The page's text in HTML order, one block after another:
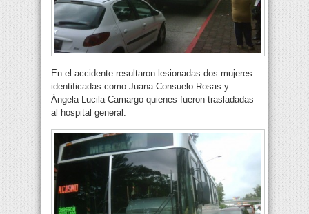
En el accidente resultaron lesionadas dos mujeres
identificadas como Juana Consuelo Rosas y
Ángela Lucila Camargo quienes fueron trasladadas
al hospital general.